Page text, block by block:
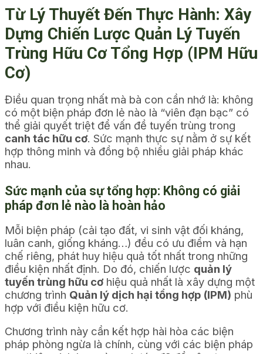
Từ Lý Thuyết Đến Thực Hành: Xây
Dựng Chiến Lược Quản Lý Tuyến
Trùng Hữu Cơ Tổng Hợp (IPM Hữu
Cơ)
Điều quan trọng nhất mà bà con cần nhớ là: không
có một biện pháp đơn lẻ nào là “viên đạn bạc” có
thể giải quyết triệt để vấn đề tuyến trùng trong
canh tác hữu cơ. Sức mạnh thực sự nằm ở sự kết
hợp thông minh và đồng bộ nhiều giải pháp khác
nhau.
Sức mạnh của sự tổng hợp: Không có giải
pháp đơn lẻ nào là hoàn hảo
Mỗi biện pháp (cải tạo đất, vi sinh vật đối kháng,
luân canh, giống kháng…) đều có ưu điểm và hạn
chế riêng, phát huy hiệu quả tốt nhất trong những
điều kiện nhất định. Do đó, chiến lược quản lý
tuyến trùng hữu cơ hiệu quả nhất là xây dựng một
chương trình Quản lý dịch hại tổng hợp (IPM) phù
hợp với điều kiện hữu cơ.
Chương trình này cần kết hợp hài hòa các biện
pháp phòng ngừa là chính, cùng với các biện pháp